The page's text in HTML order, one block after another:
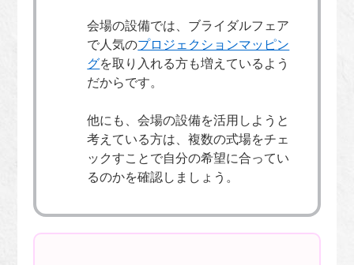
会場の設備では、ブライダルフェア
で人気のプロジェクションマッピン
グを取り入れる方も増えているよう
だからです。
他にも、会場の設備を活用しようと
考えている方は、複数の式場をチェ
ックすことで自分の希望に合ってい
るのかを確認しましょう。